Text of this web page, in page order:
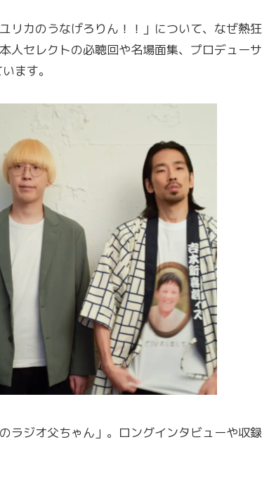
リカのうなげろりん！！」について、なぜ熱狂
人セレクトの必聴回や名場面集、プロデューサ
ます。
ラジオ父ちゃん」。ロングインタビューや収録